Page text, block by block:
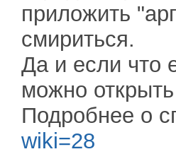
приложить
смириться.
Да и если что
можно
Подробнее о
wiki=28